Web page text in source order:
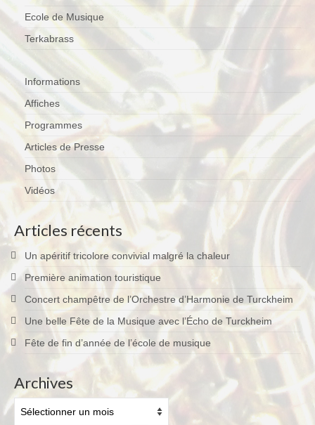
Historique
Direction
Répertoire Musical
Blog
Contact
Ecole de Musique
Terkabrass
Informations
Affiches
Programmes
Articles de Presse
Photos
Vidéos
Articles récents
Un apéritif tricolore convivial malgré la chaleur
Première animation touristique
Concert champêtre de l’Orchestre d’Harmonie de Turckheim
Une belle Fête de la Musique avec l’Écho de Turckheim
Fête de fin d’année de l’école de musique
Archives
Archives